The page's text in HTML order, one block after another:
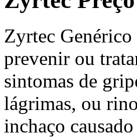
Zyrtec
prevenir ou
sintomas de
lágrimas, ou
inchaço